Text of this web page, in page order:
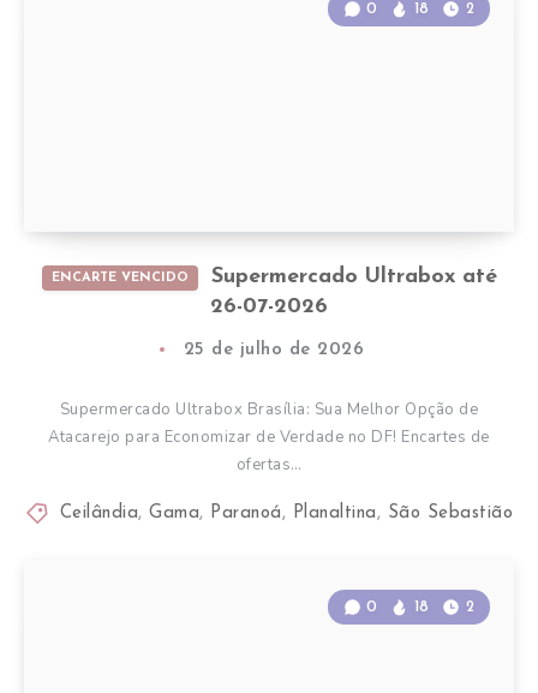
ENCARTE VENCIDO
Supermercado Ultrabox até
26-07-2026
0 18 2
25 de julho de 2026
Supermercado Ultrabox Brasília: Sua Melhor Opção de
Atacarejo para Economizar de Verdade no DF! Encartes de
ofertas…
Ceilândia, Gama, Paranoá, Planaltina, São Sebastião
0 18 2